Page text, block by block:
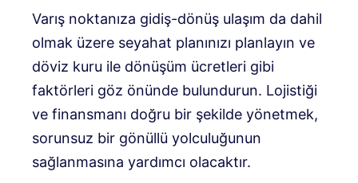
Varış noktanıza gidiş-dönüş ulaşım da dahil
olmak üzere seyahat planınızı planlayın ve
döviz kuru ile dönüşüm ücretleri gibi
faktörleri göz önünde bulundurun. Lojistiği
ve finansmanı doğru bir şekilde yönetmek,
sorunsuz bir gönüllü yolculuğunun
sağlanmasına yardımcı olacaktır.